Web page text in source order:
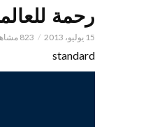
رحمة
15 يوليو، 2013 823 مشاهدات
standard